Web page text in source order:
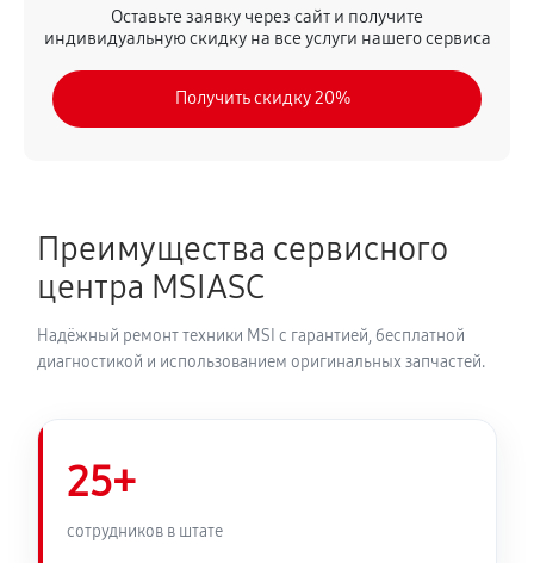
Оставьте заявку через сайт и получите
индивидуальную скидку на все услуги нашего сервиса
Получить скидку 20%
Преимущества сервисного
центра MSIASC
Надёжный ремонт техники MSI с гарантией, бесплатной
диагностикой и использованием оригинальных запчастей.
25+
сотрудников в штате